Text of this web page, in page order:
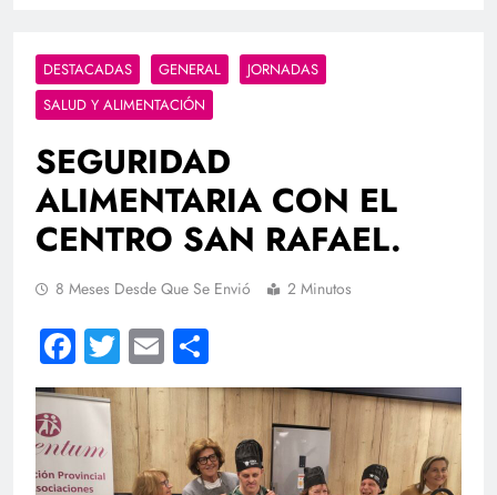
DESTACADAS GENERAL
JORNADAS
SALUD Y ALIMENTACIÓN
SEGURIDAD
ALIMENTARIA CON EL
CENTRO SAN RAFAEL.
8 Meses Desde Que Se Envió 2 Minutos
Facebook
Twitter
Email